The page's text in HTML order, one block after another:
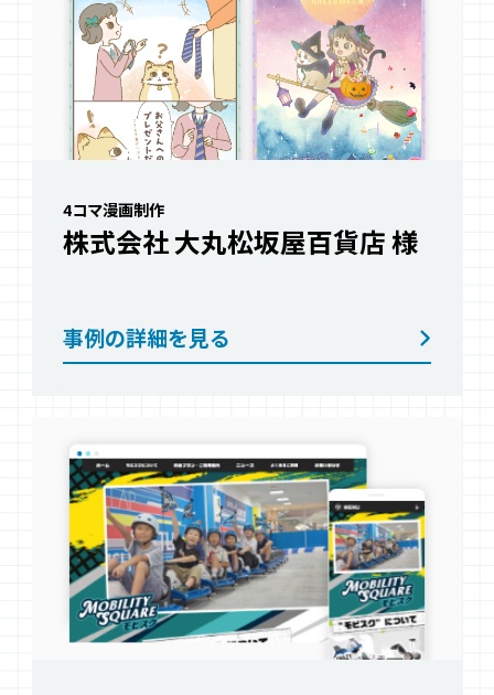
4コマ漫画制作
株式会社 大丸松坂屋百貨店様
事例の詳細を見る